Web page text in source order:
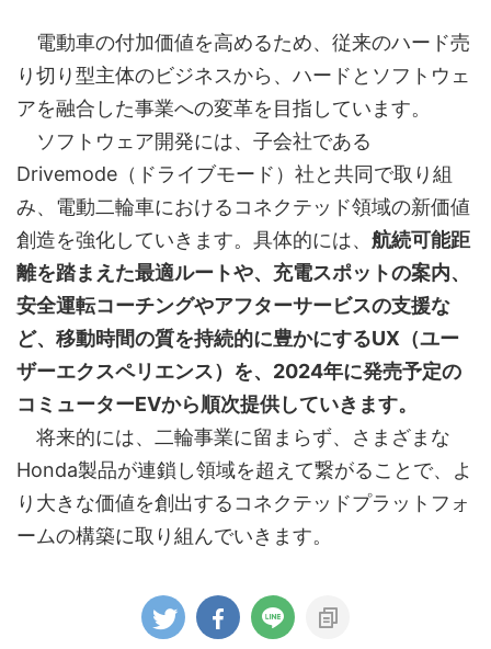
電動車の付加価値を高めるため、従来のハード売
り切り型主体のビジネスから、ハードとソフトウェ
アを融合した事業への変革を目指しています。
ソフトウェア開発には、子会社である
Drivemode（ドライブモード）社と共同で取り組
み、電動二輪車におけるコネクテッド領域の新価値
創造を強化していきます。具体的には、 航続可能距
離を踏まえた最適ルートや、充電スポットの案内、
安全運転コーチングやアフターサービスの支援な
ど、移動時間の質を持続的に豊かにするUX（ユー
ザーエクスペリエンス）を、2024年に発売予定の
コミューターEVから順次提供していきます。
将来的には、二輪事業に留まらず、さまざまな
Honda製品が連鎖し領域を超えて繋がることで、よ
り大きな価値を創出するコネクテッドプラットフォ
ームの構築に取り組んでいきます。